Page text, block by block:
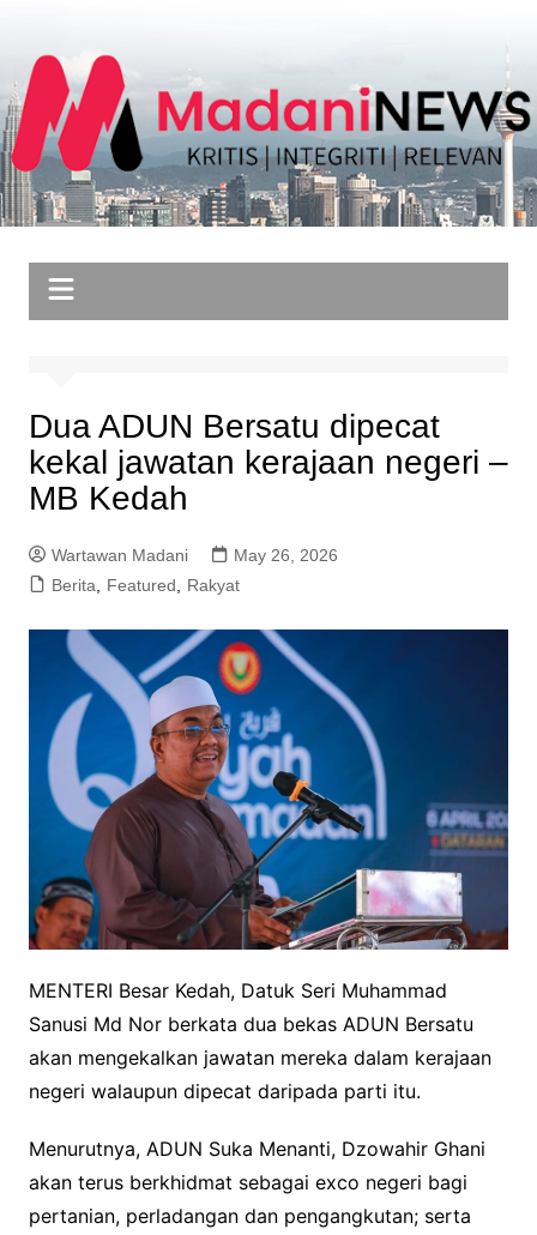
content
Dua ADUN Bersatu dipecat
kekal jawatan kerajaan negeri –
MB Kedah
Wartawan Madani
May 26, 2026
Berita, Featured, Rakyat
MENTERI Besar Kedah, Datuk Seri Muhammad
Sanusi Md Nor berkata dua bekas ADUN Bersatu
akan mengekalkan jawatan mereka dalam kerajaan
negeri walaupun dipecat daripada parti itu.
Menurutnya, ADUN Suka Menanti, Dzowahir Ghani
akan terus berkhidmat sebagai exco negeri bagi
pertanian, perladangan dan pengangkutan; serta